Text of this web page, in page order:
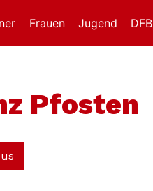
Frauen Jugend DFB
Pfosten